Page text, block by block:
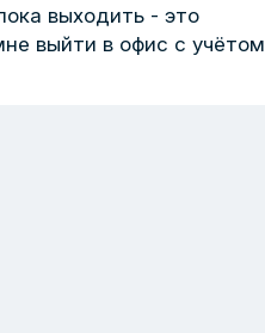
выходить - это
выйти в офис с учётом